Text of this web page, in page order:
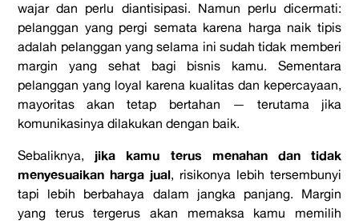
wajar dan perlu diantisipasi. Namun perlu dicermati:
pelanggan yang pergi semata karena harga naik tipis
adalah pelanggan yang selama ini sudah tidak memberi
margin yang sehat bagi bisnis kamu. Sementara
pelanggan yang loyal karena kualitas dan kepercayaan,
mayoritas akan tetap bertahan — terutama jika
komunikasinya dilakukan dengan baik.
Sebaliknya, jika kamu terus menahan dan tidak
menyesuaikan harga jual, risikonya lebih tersembunyi
tapi lebih berbahaya dalam jangka panjang. Margin
yang terus tergerus akan memaksa kamu memilih